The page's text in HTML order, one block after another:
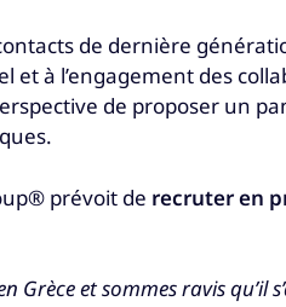
de dernière
à l’engagement des
de proposer un
prévoit de recruter en
et sommes ravis